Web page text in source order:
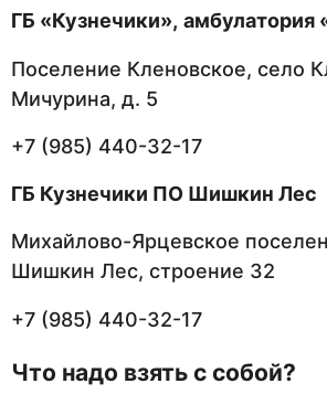
ГБ «Кузнечики», амбулатория
Поселение Кленовское, село
Мичурина, д. 5
+7 (985) 440-32-17
ГБ Кузнечики ПО Шишкин Лес
Михайлово-Ярцевское
Шишкин Лес, строение 32
+7 (985) 440-32-17
Что надо взять с собой?